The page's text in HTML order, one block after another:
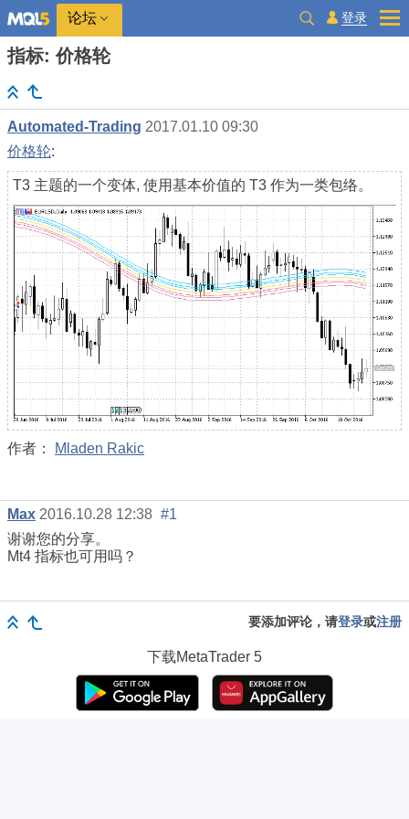
论坛 登录
指标: 价格轮
Automated-Trading 2017.01.10 09:30
价格轮:
T3 主题的一个变体, 使用基本价值的 T3 作为一类包络。
作者： Mladen Rakic
Max 2016.10.28 12:38 #1
谢谢您的分享。
Mt4 指标也可用吗？
要添加评论，请登录或注册
下载MetaTrader 5